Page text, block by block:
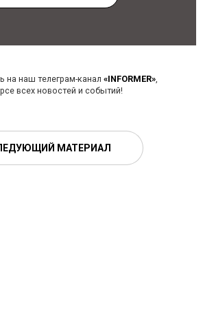
на наш телеграм-канал «INFORMER»,
всех новостей и событий!
МАТЕРИАЛ